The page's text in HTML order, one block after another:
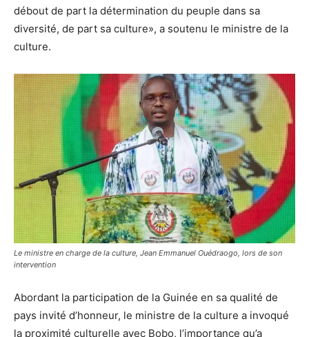
débout de part la détermination du peuple dans sa
diversité, de part sa culture», a soutenu le ministre de la
culture.
Le ministre en charge de la culture, Jean Emmanuel Ouédraogo, lors de son
intervention
Abordant la participation de la Guinée en sa qualité de
pays invité d’honneur, le ministre de la culture a invoqué
la proximité culturelle avec Bobo, l’importance qu’a